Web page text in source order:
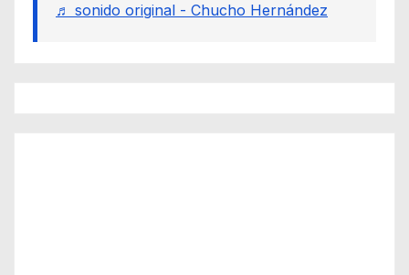
♬ sonido original - Chucho Hernández